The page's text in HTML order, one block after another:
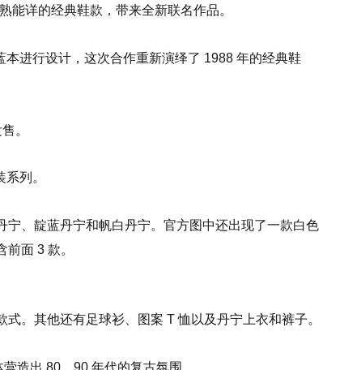
能详的经典鞋款，带来全新联名作品。
进行设计，这次合作重新演绎了 1988 年的经典鞋
。
列。
、靛蓝丹宁和帆白丹宁。官方图中还出现了一款白色
面 3 款。
。其他还有足球衫、图案 T 恤以及丹宁上衣和裤子。